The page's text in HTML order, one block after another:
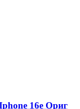
16e Ориг